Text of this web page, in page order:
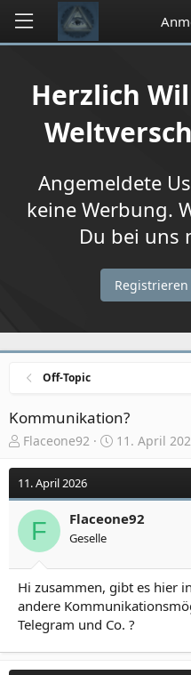
Herzlich
Angemeldete
keine Werbung.
Du bei uns
Registrieren
Off-Topic
Kommunikation?
E
s
l
r
Flaceone92
E
s
l
a
m
11. April
11. April 2026
F Flaceone92
Geselle
Hi zusammen, gibt es hier
andere
Telegram und Co. ?